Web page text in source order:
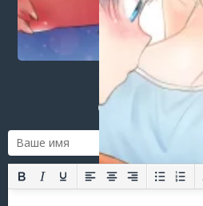
Post a
Login registerto
Добавить
Оставить